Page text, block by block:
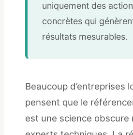
uniquement des
concrètes qui
résultats mesurables.
Beaucoup d’entreprises
pensent que le
est une science obscure